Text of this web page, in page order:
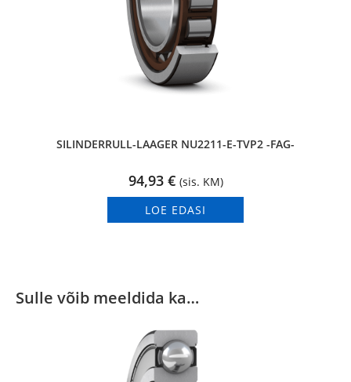
SILINDERRULL-LAAGER NU2211-E-TVP2 -FAG-
94,93 € (sis. KM)
LOE EDASI
Sulle võib meeldida ka…